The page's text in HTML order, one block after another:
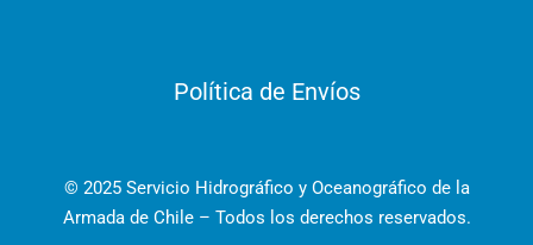
Política de Envíos
© 2025 Servicio Hidrográfico y Oceanográfico de la
Armada de Chile – Todos los derechos reservados.